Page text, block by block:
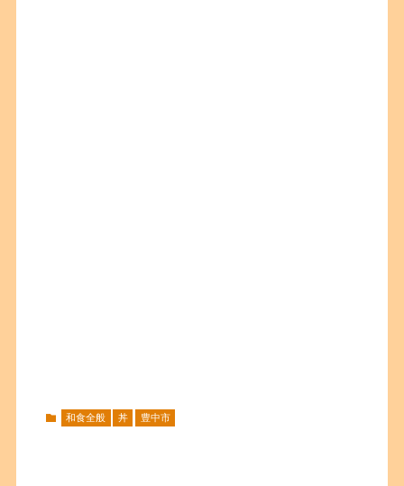
和食全般 丼 豊中市